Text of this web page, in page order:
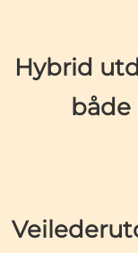
Hybrid
både